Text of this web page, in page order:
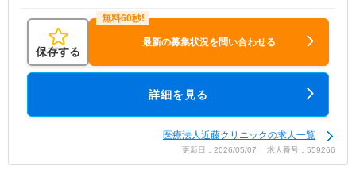
保存する
最新の募集状況を問い合わせる
詳細を見る
医療法人近藤クリニックの求人一覧
更新日：2026/05/07 求人番号：559266